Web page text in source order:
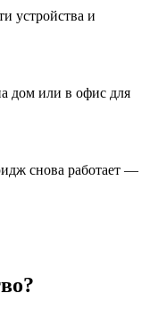
устройства и
дом или в офис для
снова работает —